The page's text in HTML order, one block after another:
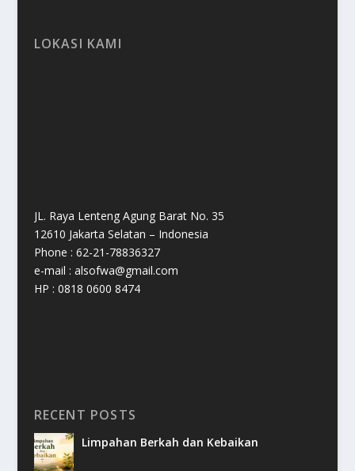
LOKASI KAMI
JL. Raya Lenteng Agung Barat No. 35
12610 Jakarta Selatan – Indonesia
Phone : 62-21-78836327
e-mail : alsofwa@gmail.com
HP : 0818 0600 8474
RECENT POSTS
Limpahan Berkah dan Kebaikan